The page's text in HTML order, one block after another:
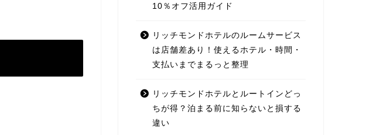
10％オフ活用ガイド
リッチモンドホテルのルームサービス
は店舗差あり！使えるホテル・時間・
支払いまでまるっと整理
リッチモンドホテルとルートインどっ
ちが得？泊まる前に知らないと損する
違い